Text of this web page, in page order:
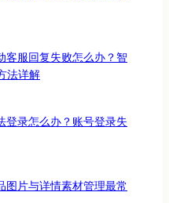
客服回复失败怎么办？智
法详解
登录怎么办？账号登录失
图片与详情素材管理最常